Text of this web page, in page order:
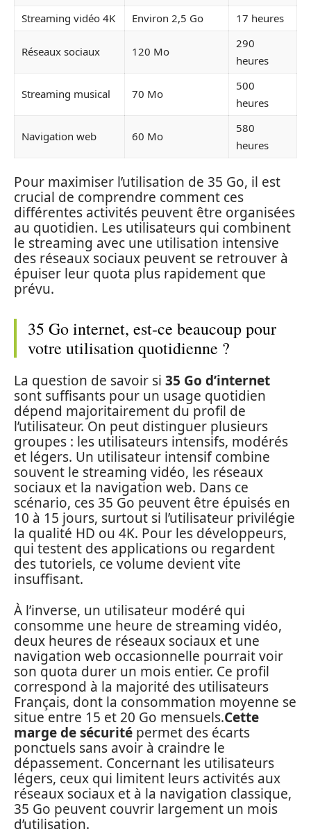
Streaming vidéo 4K Environ 2,5 Go 17 heures
Réseaux sociaux 120 Mo
290
heures
Streaming musical 70 Mo
500
heures
Navigation web 60 Mo
580
heures
Pour maximiser l’utilisation de 35 Go, il est
crucial de comprendre comment ces
différentes activités peuvent être organisées
au quotidien. Les utilisateurs qui combinent
le streaming avec une utilisation intensive
des réseaux sociaux peuvent se retrouver à
épuiser leur quota plus rapidement que
prévu.
35 Go internet, est-ce beaucoup pour
votre utilisation quotidienne ?
La question de savoir si 35 Go d’internet
sont suffisants pour un usage quotidien
dépend majoritairement du profil de
l’utilisateur. On peut distinguer plusieurs
groupes : les utilisateurs intensifs, modérés
et légers. Un utilisateur intensif combine
souvent le streaming vidéo, les réseaux
sociaux et la navigation web. Dans ce
scénario, ces 35 Go peuvent être épuisés en
10 à 15 jours, surtout si l’utilisateur privilégie
la qualité HD ou 4K. Pour les développeurs,
qui testent des applications ou regardent
des tutoriels, ce volume devient vite
insuffisant.
À l’inverse, un utilisateur modéré qui
consomme une heure de streaming vidéo,
deux heures de réseaux sociaux et une
navigation web occasionnelle pourrait voir
son quota durer un mois entier. Ce profil
correspond à la majorité des utilisateurs
Français, dont la consommation moyenne se
situe entre 15 et 20 Go mensuels.Cette
marge de sécurité permet des écarts
ponctuels sans avoir à craindre le
dépassement. Concernant les utilisateurs
légers, ceux qui limitent leurs activités aux
réseaux sociaux et à la navigation classique,
35 Go peuvent couvrir largement un mois
d’utilisation.